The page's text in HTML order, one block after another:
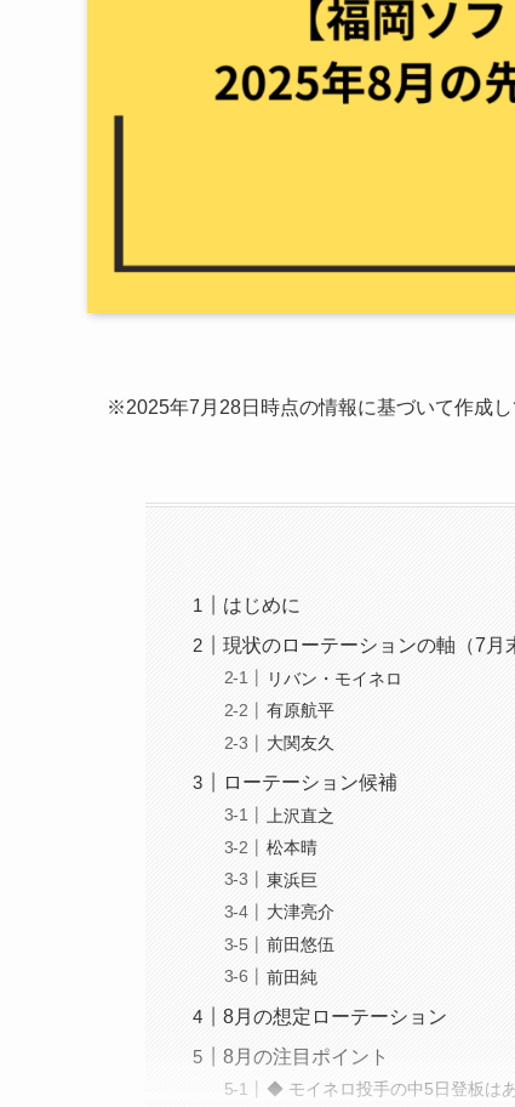
※2025年7月28日時点の情報に基づいて作成し
はじめに
現状のローテーションの軸（7月
リバン・モイネロ
有原航平
大関友久
ローテーション候補
上沢直之
松本晴
東浜巨
大津亮介
前田悠伍
前田純
8月の想定ローテーション
8月の注目ポイント
◆ モイネロ投手の中5日登板は